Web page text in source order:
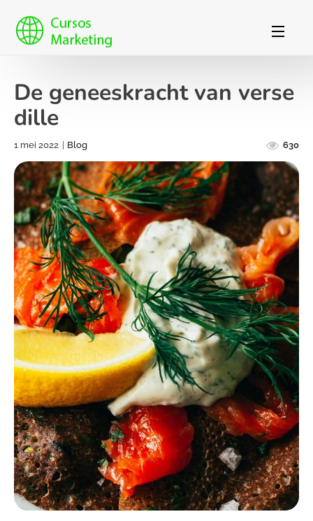
De geneeskracht van verse
dille
1 mei 2022 | Blog 630